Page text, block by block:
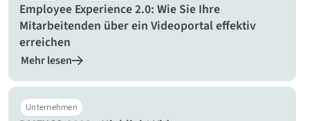
Employee Experience 2.0: Wie Sie Ihre
Mitarbeitenden über ein Videoportal effektiv
erreichen
Mehr lesen
Unternehmen